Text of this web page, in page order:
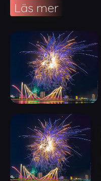
Läs mer